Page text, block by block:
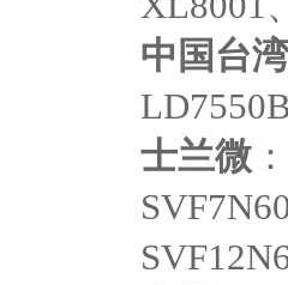
中国台
士兰微